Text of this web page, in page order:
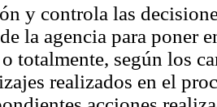
y controla las
la agencia para poner
totalmente, según los
realizados en el